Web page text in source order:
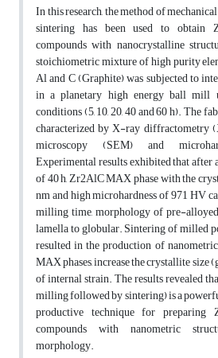
In this research, the method of
sintering has been used to obtain
compounds with nanocrystalline
stoichiometric mixture of high purity
Al and C (Graphite) was subjected to
in a planetary high energy ball mill
conditions (5, 10, 20, 40 and 60 h). The
characterized by X-ray diffractometry
microscopy (SEM) and
Experimental results exhibited that
of 40 h, Zr2AlC MAX phase with the
nm and high microhardness of 971 HV
milling time, morphology of pre-
lamella to globular. Sintering of milled
resulted in the production of
MAX phases, increase the crystallite size
of internal strain. The results revealed
milling followed by sintering) is a
productive technique for preparing
compounds with nanometric
morphology.